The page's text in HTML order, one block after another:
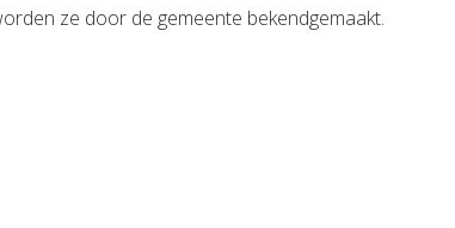
ze door de gemeente bekendgemaakt.